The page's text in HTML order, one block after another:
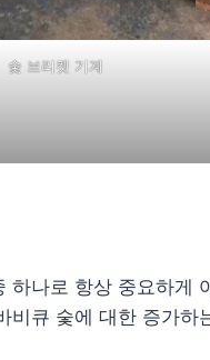
숯 브리켓 기계
나로 항상 중요하게
큐 숯에 대한 증가하